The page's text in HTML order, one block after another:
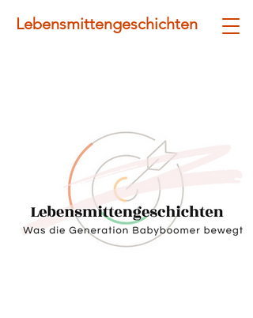
Lebensmittengeschichten